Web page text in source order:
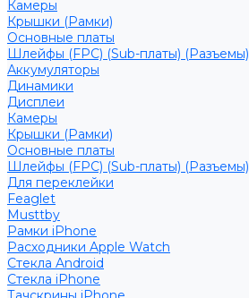
Камеры
Крышки (Рамки)
Основные платы
Шлейфы (FPC) (Sub-платы) (Разъемы)
Аккумуляторы
Динамики
Дисплеи
Камеры
Крышки (Рамки)
Основные платы
Шлейфы (FPC) (Sub-платы) (Разъемы)
Для переклейки
Feaglet
Musttby
Рамки iPhone
Расходники Apple Watch
Стекла Android
Стекла iPhone